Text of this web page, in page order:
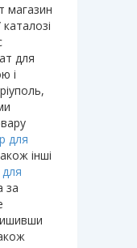
магазин
для
і
для
інші
за